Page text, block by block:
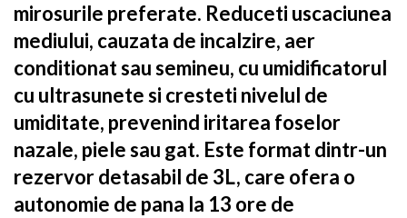
mirosurile preferate. Reduceti uscaciunea
mediului, cauzata de incalzire, aer
conditionat sau semineu, cu umidificatorul
cu ultrasunete si cresteti nivelul de
umiditate, prevenind iritarea foselor
nazale, piele sau gat. Este format dintr-un
rezervor detasabil de 3L, care ofera o
autonomie de pana la 13 ore de